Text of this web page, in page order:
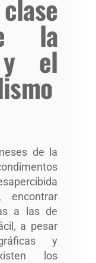
la
y el
de la
encontrar
a las de
a pesar
y
los